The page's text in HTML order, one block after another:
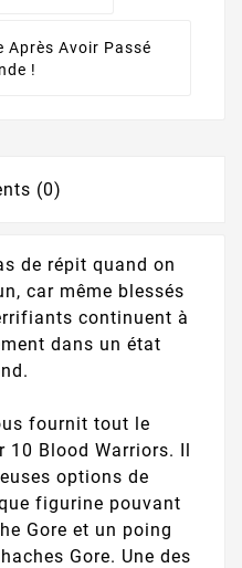
Après Avoir Passé
!
(0)
de répit quand on
car même blessés
continuent à
dans un état
fournit tout le
Blood Warriors. Il
options de
figurine pouvant
Gore et un poing
Gore. Une des